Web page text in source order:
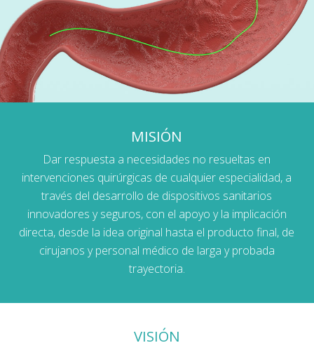
MISIÓN
Dar respuesta a necesidades no resueltas en
intervenciones quirúrgicas de cualquier especialidad, a
través del desarrollo de dispositivos sanitarios
innovadores y seguros, con el apoyo y la implicación
directa, desde la idea original hasta el producto final, de
cirujanos y personal médico de larga y probada
trayectoria.
VISIÓN